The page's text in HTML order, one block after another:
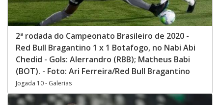
2ª rodada do Campeonato Brasileiro de 2020 -
Red Bull Bragantino 1 x 1 Botafogo, no Nabi Abi
Chedid - Gols: Alerrandro (RBB); Matheus Babi
(BOT). - Foto: Ari Ferreira/Red Bull Bragantino
Jogada 10 - Galerias